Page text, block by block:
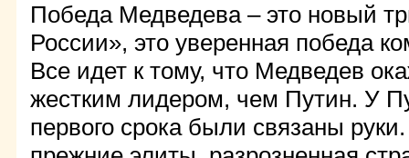
Победа Медведева – это новый
России», это уверенная победа
Все идет к тому, что Медведев
жестким лидером, чем Путин. У
первого срока были связаны